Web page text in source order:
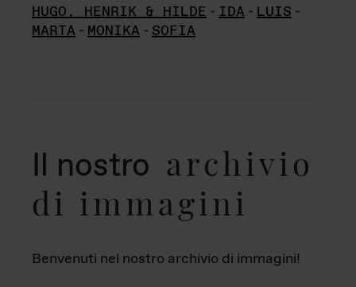
HUGO, HENRIK & HILDE - IDA - LUIS -
MARTA - MONIKA - SOFIA
Il nostro archivio
di immagini
Benvenuti nel nostro archivio di immagini!